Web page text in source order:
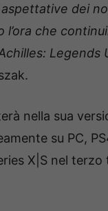
dei
l’ora che
Legends
nella sua
su PC,
X|S nel